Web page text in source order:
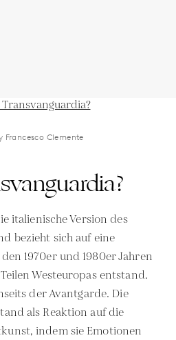
Francesco Clemente
italienische Version des
bezieht sich auf eine
1970er und 1980er Jahren
Westeuropas entstand.
der Avantgarde. Die
als Reaktion auf die
indem sie Emotionen